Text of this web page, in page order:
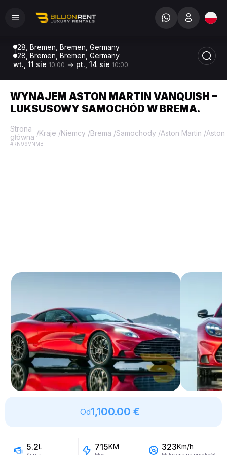
28, Bremen, Bremen, Germany
28, Bremen, Bremen, Germany
wt., 11 sie 10:00 pt., 14 sie 10:00
WYNAJEM ASTON MARTIN VANQUISH –
LUKSUSOWY SAMOCHÓD W BREMA.
Strona
główna /Kraje /Niemcy /Brema /Samochody /Aston Martin /Aston
#RN99VNMB
Od1,100.00 €
5.2L 715KM 323Km/h